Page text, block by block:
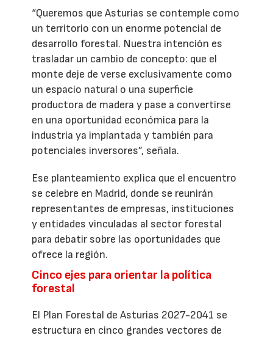
“Queremos que Asturias se contemple como
un territorio con un enorme potencial de
desarrollo forestal. Nuestra intención es
trasladar un cambio de concepto: que el
monte deje de verse exclusivamente como
un espacio natural o una superficie
productora de madera y pase a convertirse
en una oportunidad económica para la
industria ya implantada y también para
potenciales inversores”, señala.
Ese planteamiento explica que el encuentro
se celebre en Madrid, donde se reunirán
representantes de empresas, instituciones
y entidades vinculadas al sector forestal
para debatir sobre las oportunidades que
ofrece la región.
Cinco ejes para orientar la política
forestal
El Plan Forestal de Asturias 2027-2041 se
estructura en cinco grandes vectores de